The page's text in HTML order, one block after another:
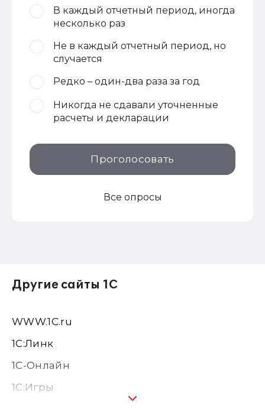
В каждый отчетный период, иногда
несколько раз
Не в каждый отчетный период, но
случается
Редко – один-два раза за год
Никогда не сдавали уточненные
расчеты и декларации
Проголосовать
Все опросы
Другие сайты 1С
WWW.1С.ru
1С:Линк
1С-Онлайн
1C:Игры